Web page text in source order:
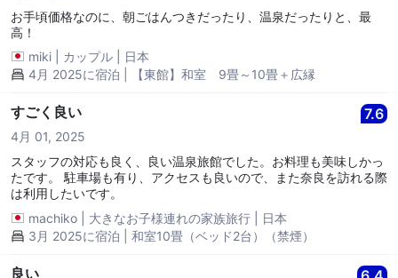
お手頃価格なのに、朝ごはんつきだったり、温泉だったりと、最
高！
miki
カップル
日本
4月 2025に宿泊 | 【東館】和室 9畳～10畳＋広縁
すごく良い 7.6
4月 01, 2025
スタッフの対応も良く、良い温泉旅館でした。お料理も美味しかっ
たです。 駐車場も有り、アクセスも良いので、また奈良を訪れる際
は利用したいです。
machiko
大きなお子様連れの家族旅行
日本
3月 2025に宿泊 | 和室10畳（ベッド2台）（禁煙）
良い